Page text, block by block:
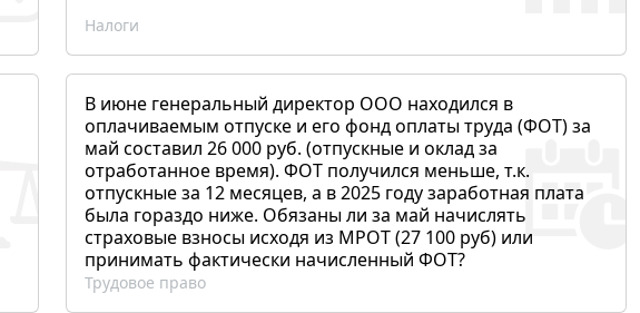
Налоги
В июне генеральный директор ООО находился в
оплачиваемым отпуске и его фонд оплаты труда (ФОТ) за
май составил 26 000 руб. (отпускные и оклад за
отработанное время). ФОТ получился меньше, т.к.
отпускные за 12 месяцев, а в 2025 году заработная плата
была гораздо ниже. Обязаны ли за май начислять
страховые взносы исходя из МРОТ (27 100 руб) или
принимать фактически начисленный ФОТ?
Трудовое право